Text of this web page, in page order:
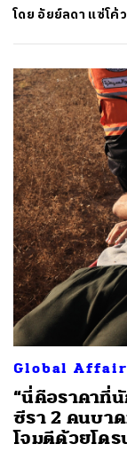
โดย อัยย์ลดา แซ่โค้ว
Global
“นี่คือราคาที่
ซีรา 2 คนบา
โจมตีด้วยโดร